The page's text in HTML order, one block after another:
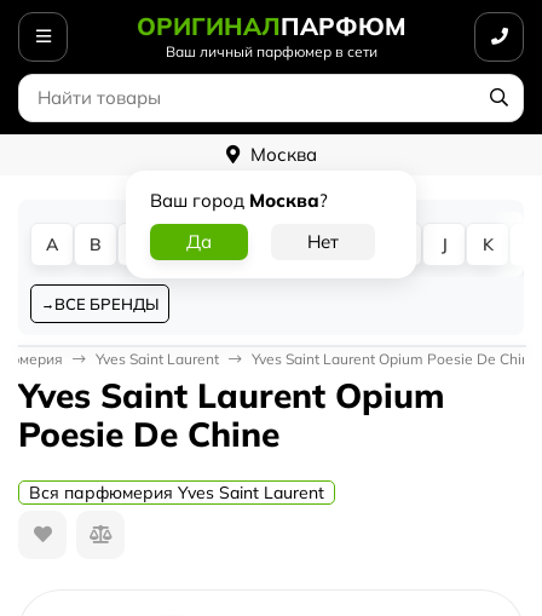
ОРИГИНАЛПАРФЮМ
Ваш личный парфюмер в сети
Москва
Ваш город Москва?
A B D G J K
ВСЕ БРЕНДЫ
Yves Saint Laurent Yves Saint Laurent Opium Poesie De Chine
Yves Saint Laurent Opium
Poesie De Chine
Вся парфюмерия Yves Saint Laurent